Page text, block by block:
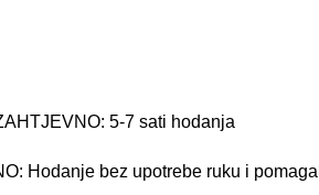
5-7 sati hodanja
Hodanje bez upotrebe ruku i